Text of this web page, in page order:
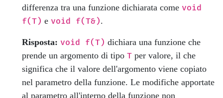
differenza tra una funzione dichiarata come void
f(T) e void f(T&).
Risposta: void f(T) dichiara una funzione che
prende un argomento di tipo T per valore, il che
significa che il valore dell'argomento viene copiato
nel parametro della funzione. Le modifiche apportate
al parametro all'interno della funzione non